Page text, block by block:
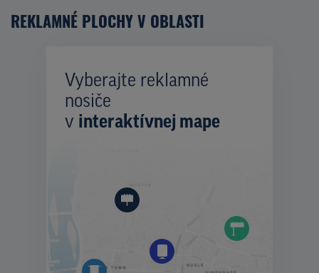
REKLAMNÉ PLOCHY V OBLASTI
Vyberajte reklamné
nosiče
v interaktívnej mape